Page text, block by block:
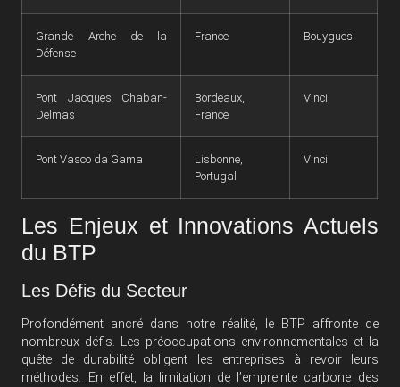
Grande Arche de la
Défense
France Bouygues
Pont Jacques Chaban-
Delmas
Bordeaux,
France
Vinci
Pont Vasco da Gama
Lisbonne,
Portugal
Vinci
Les Enjeux et Innovations Actuels
du BTP
Les Défis du Secteur
Profondément ancré dans notre réalité, le BTP affronte de
nombreux défis. Les préoccupations environnementales et la
quête de durabilité obligent les entreprises à revoir leurs
méthodes. En effet, la limitation de l’empreinte carbone des